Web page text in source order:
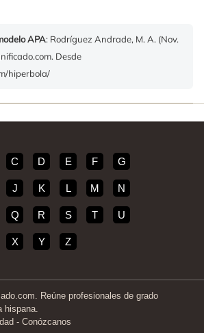
APA: Rodríguez Andrade, M. A. (Nov.
Desde
hiperbola/
C D E F G
J K L M N
Q R S T U
X Y Z
Reúne profesionales de grado
hispana.
- Conózcanos